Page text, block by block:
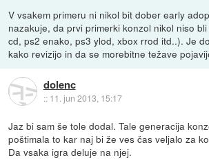
V vsakem primeru ni nikol bit dober early
nazakuje, da prvi primerki konzol nikol niso
cd, ps2 enako, ps3 ylod, xbox rrod itd..). Je
kako revizijo in da se morebitne težave
dolenc
:: 11. jun 2013, 15:17
Jaz bi sam še tole dodal. Tale generacija
poštimala to kar naj bi že ves čas veljalo za
Da vsaka igra deluje na njej.